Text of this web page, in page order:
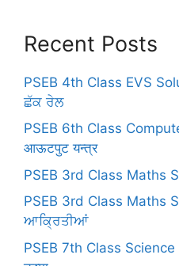
Recent Posts
PSEB 4th Class EVS
ਛੱਕ ਰੇਲ
PSEB 6th Class
आऊटपुट यन्त्र
PSEB 3rd Class Maths
PSEB 3rd Class Maths
ਆਕ੍ਰਿਤੀਆਂ
PSEB 7th Class